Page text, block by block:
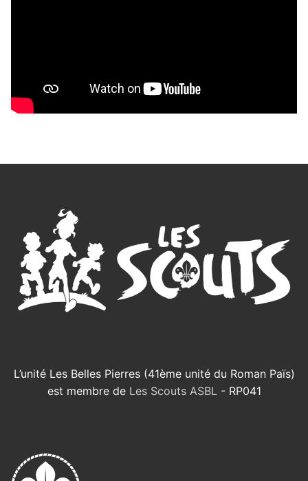
L’unité Les Belles Pierres (41ème unité du Roman Païs)
est membre de Les Scouts ASBL- RP041